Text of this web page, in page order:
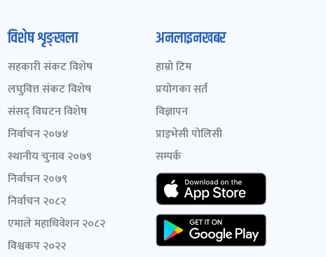
विशेष शृङ्खला
सहकारी संकट विशेष
लघुवित्त संकट विशेष
संसद् विघटन विशेष
निर्वाचन २०७४
स्थानीय चुनाव २०७९
निर्वाचन २०७९
निर्वाचन २०८२
एमाले महाधिवेशन २०८२
विश्वकप २०२२
अनलाइनखबर
हाम्रो टिम
प्रयोगका सर्त
विज्ञापन
प्राइभेसी पोलिसी
सम्पर्क